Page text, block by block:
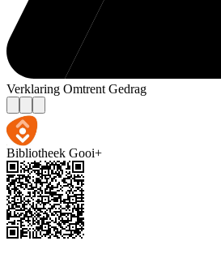
Verklaring Omtrent Gedrag
Bibliotheek Gooi+